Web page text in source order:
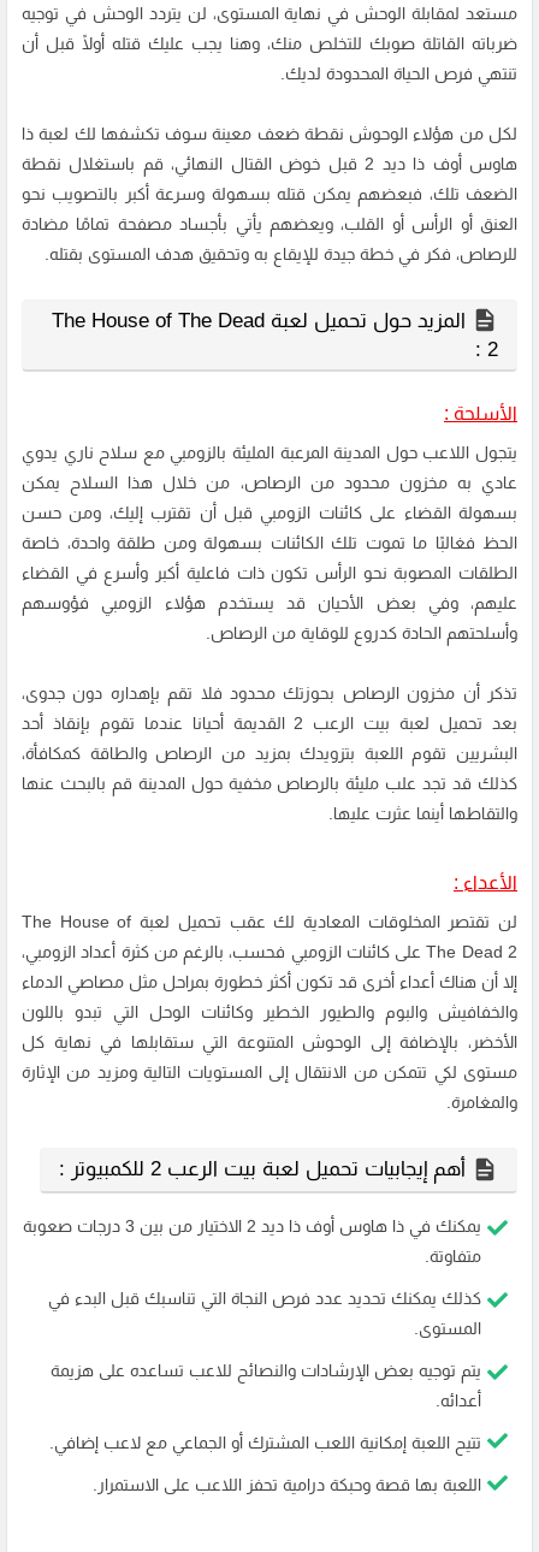
مستعد لمقابلة الوحش في نهاية المستوى، لن يتردد الوحش في توجيه
ضرباته القاتلة صوبك للتخلص منك، وهنا يجب عليك قتله أولًا قبل أن
تنتهي فرص الحياة المحدودة لديك.
لكل من هؤلاء الوحوش نقطة ضعف معينة سوف تكشفها لك لعبة ذا
هاوس أوف ذا ديد 2 قبل خوض القتال النهائي، قم باستغلال نقطة
الضعف تلك، فبعضهم يمكن قتله بسهولة وسرعة أكبر بالتصويب نحو
العنق أو الرأس أو القلب، ويعضهم يأتي بأجساد مصفحة تمامًا مضادة
للرصاص، فكر في خطة جيدة للإيقاع به وتحقيق هدف المستوى بقتله.
المزيد حول تحميل لعبة The House of The Dead
2 :
الأسلحة :
يتجول اللاعب حول المدينة المرعبة المليئة بالزومبي مع سلاح ناري يدوي
عادي به مخزون محدود من الرصاص، من خلال هذا السلاح يمكن
بسهولة القضاء على كائنات الزومبي قبل أن تقترب إليك، ومن حسن
الحظ فغالبًا ما تموت تلك الكائنات بسهولة ومن طلقة واحدة، خاصة
الطلقات المصوبة نحو الرأس تكون ذات فاعلية أكبر وأسرع في القضاء
عليهم، وفي بعض الأحيان قد يستخدم هؤلاء الزومبي فؤوسهم
وأسلحتهم الحادة كدروع للوقاية من الرصاص.
تذكر أن مخزون الرصاص بحوزتك محدود فلا تقم بإهداره دون جدوى،
بعد تحميل لعبة بيت الرعب 2 القديمة أحيانا عندما تقوم بإنقاذ أحد
البشريين تقوم اللعبة بتزويدك بمزيد من الرصاص والطاقة كمكافأة،
كذلك قد تجد علب مليئة بالرصاص مخفية حول المدينة قم بالبحث عنها
والتقاطها أينما عثرت عليها.
الأعداء :
لن تقتصر المخلوقات المعادية لك عقب تحميل لعبة The House of
The Dead 2 على كائنات الزومبي فحسب، بالرغم من كثرة أعداد الزومبي،
إلا أن هناك أعداء أخرى قد تكون أكثر خطورة بمراحل مثل مصاصي الدماء
والخفافيش والبوم والطيور الخطير وكائنات الوحل التي تبدو باللون
الأخضر، بالإضافة إلى الوحوش المتنوعة التي ستقابلها في نهاية كل
مستوى لكي تتمكن من الانتقال إلى المستويات التالية ومزيد من الإثارة
والمغامرة.
أهم إيجابيات تحميل لعبة بيت الرعب 2 للكمبيوتر :
يمكنك في ذا هاوس أوف ذا ديد 2 الاختيار من بين 3 درجات صعوبة
متفاوتة.
كذلك يمكنك تحديد عدد فرص النجاة التي تناسبك قبل البدء في
المستوى.
يتم توجيه بعض الإرشادات والنصائح للاعب تساعده على هزيمة
أعدائه.
تتيح اللعبة إمكانية اللعب المشترك أو الجماعي مع لاعب إضافي.
اللعبة بها قصة وحبكة درامية تحفز اللاعب على الاستمرار.